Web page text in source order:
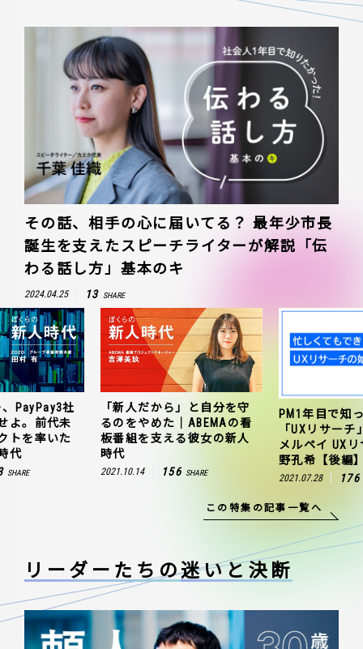
その話、相手の心に届いてる？ 最年少市長
誕生を支えたスピーチライターが解説「伝
わる話し方」基本のキ
2024.04.25 13 SHARE
PayPay3社
よ。前代未
トを率いた
代
SHARE
「新人だから」と自分を守
るのをやめた｜ABEMAの看
板番組を支える彼女の新人
時代
2021.10.14 156 SHARE
PM1年目で知
「UXリサー
メルペイ UX
野孔希【後編
2021.07.28 176
この特集の記事一覧へ
リーダーたちの迷いと決断